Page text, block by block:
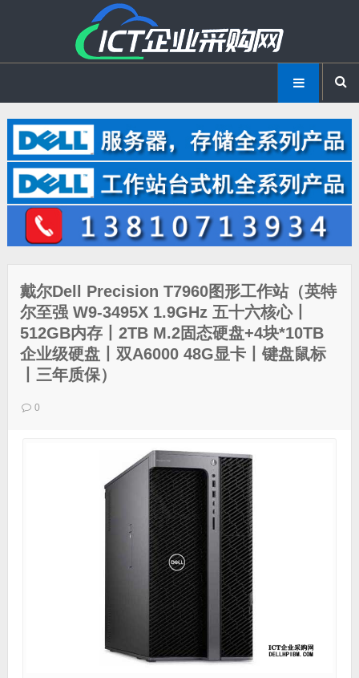
戴尔Dell Precision T7960图形工作站（英特
尔至强 W9-3495X 1.9GHz 五十六核心丨
512GB内存丨2TB M.2固态硬盘+4块*10TB
企业级硬盘丨双A6000 48G显卡丨键盘鼠标
丨三年质保）
0